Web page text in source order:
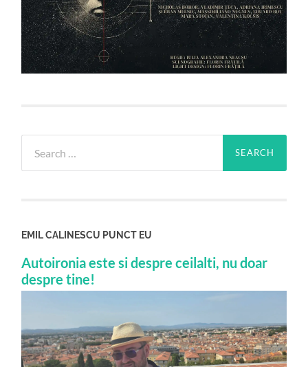
for:
EMIL CALINESCU PUNCT EU
Autoironia este si despre ceilalti, nu doar
despre tine!